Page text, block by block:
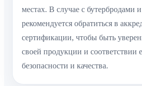
местах. В случае с бутербродами
рекомендуется обратиться в
сертификации, чтобы быть
своей продукции и соответствии
безопасности и качества.